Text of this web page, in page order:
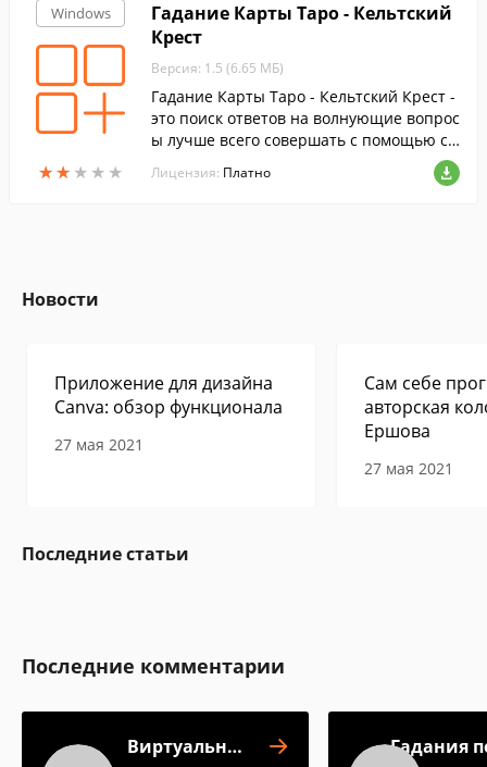
Windows
★★ ★ ★ ★
★★ ★ ★ ★
Гадание Карты Таро - Кельтский
Крест
Версия: 1.5 (6.65 МБ)
Гадание Карты Таро - Кельтский Крест -
это поиск ответов на волнующие вопрос
ы лучше всего совершать с помощью са
мого распространенного расклада карт
- Кельтского Креста, символизирующего
Лицензия: Платно
Новости
Приложение для дизайна
Canva: обзор функционала
27 мая 2021
Сам себе
авторская
Ершова
27 мая 2021
Последние статьи
Последние комментарии
Виртуальная
Гадания